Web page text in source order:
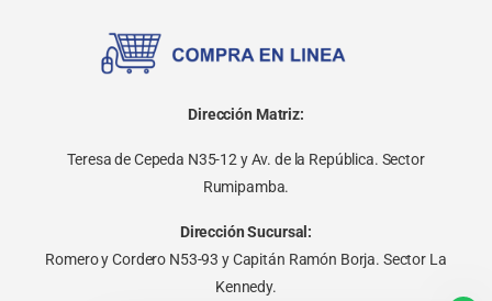
Dirección Matriz:
Teresa de Cepeda N35-12 y Av. de la República. Sector
Rumipamba.
Dirección Sucursal:
Romero y Cordero N53-93 y Capitán Ramón Borja. Sector La
Kennedy.